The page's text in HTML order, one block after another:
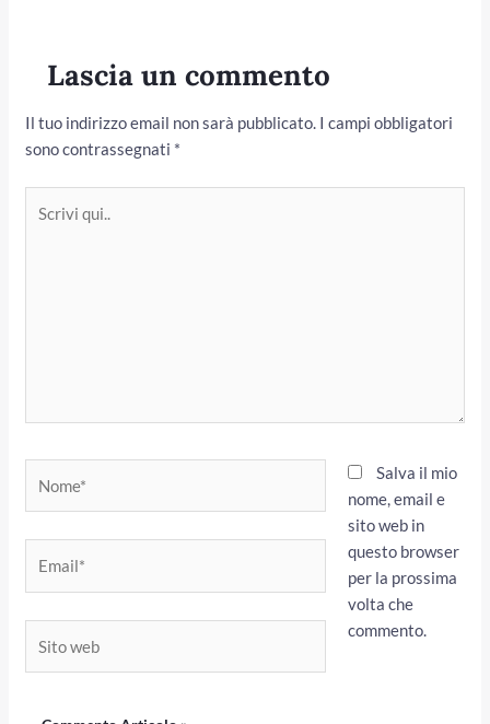
Lascia un commento
Il tuo indirizzo email non sarà pubblicato. I campi obbligatori
sono contrassegnati *
qui..
web
Salva il mio
nome, email e
sito web in
questo browser
per la prossima
volta che
commento.